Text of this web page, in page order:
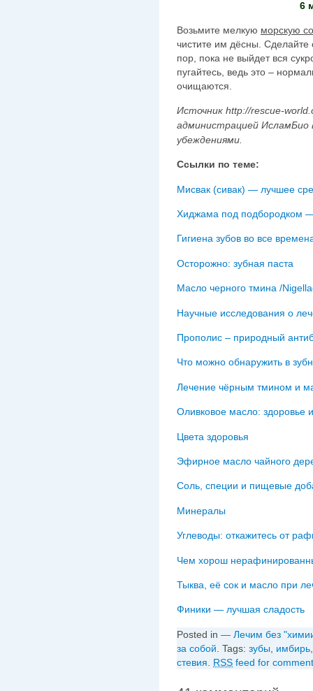
6
Возьмите мелкую морскую
чистите им дёсны. Сделайте
пор, пока не выйдет вся
пугайтесь, ведь это –
очищаются.
Источник http://rescue-
администрацией ИсламБио
убеждениями.
Ссылки по теме:
Мисвак (сивак) — лучшее
Хиджама под подбородком
Гигиена зубов во все
Осторожно: зубная паста
Масло черного тмина /
Научные исследования о
Прополис – природный
Что можно обнаружить в
Лечение чёрным тмином и
Оливковое масло: здоровье
Цвета здоровья
Эфирное масло чайного
Соль, специи и пищевые
Минералы
Углеводы: откажитесь от
Чем хорош
Тыква, её сок и масло при
Финики — лучшая сладость
Posted in — Лечим без
за собой . Tags: зубы имбирь
стевия
RSS feed for